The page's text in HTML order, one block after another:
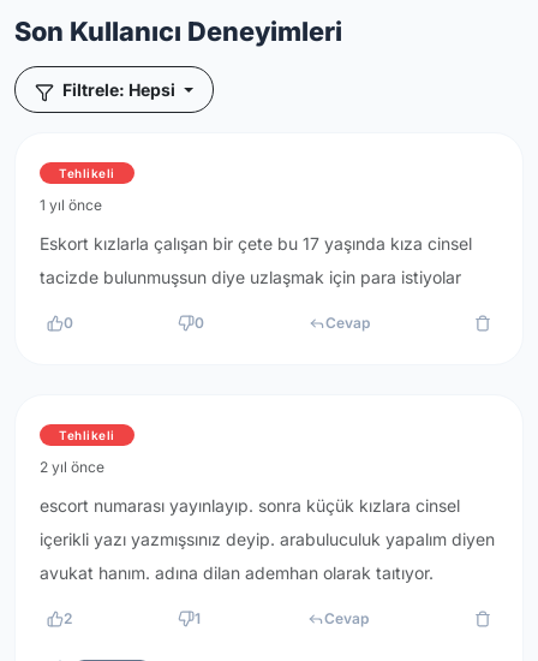
Son Kullanıcı Deneyimleri
Filtrele: Hepsi
Tehlikeli
1 yıl önce
Eskort kızlarla çalışan bir çete bu 17 yaşında kıza cinsel
tacizde bulunmuşsun diye uzlaşmak için para istiyolar
0 0 Cevap
Tehlikeli
2 yıl önce
escort numarası yayınlayıp. sonra küçük kızlara cinsel
içerikli yazı yazmışsınız deyip. arabuluculuk yapalım diyen
avukat hanım. adına dilan ademhan olarak taıtıyor.
2 1 Cevap